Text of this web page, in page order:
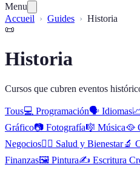
Menu
Accueil
Guides
Historia
📜
Historia
Cursos que cubren eventos
Tous💻 Programación🗣️ Idiomas
Gráfico📷 Fotografía🎼 Música🥘
Negocios🧘‍♀️ Salud y Bienestar🔬
Finanzas🖼️ Pintura✍️ Escritura